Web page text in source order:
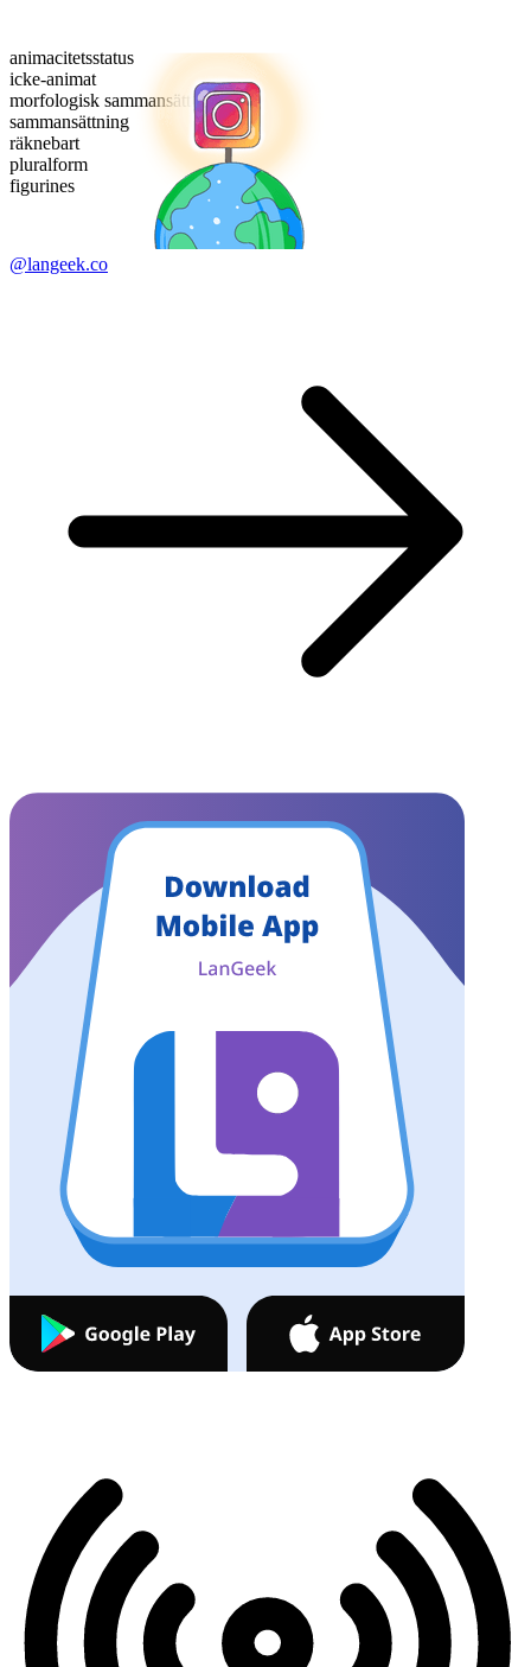
animacitetsstatus
icke-animat
morfologisk sammansättning
sammansättning
räknebart
pluralform
figurines
@langeek.co